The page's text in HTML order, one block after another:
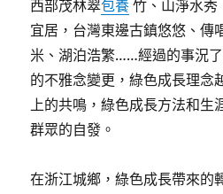
西部茂林翠包養 竹、山淨水秀
宜居，台灣東邊古鎮悠悠、傳
米、湖泊浩繁……經過的事況
的不雅念變更，綠色成長理念
上的共鳴，綠色成長方法和生
群眾的自發。
在浙江城鄉，綠色成長帶來